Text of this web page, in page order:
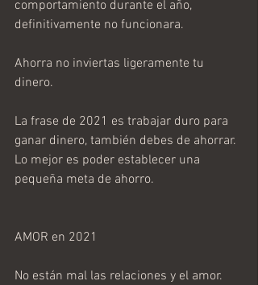
comportamiento durante el año,
definitivamente no funcionara.
Ahorra no inviertas ligeramente tu
dinero.
La frase de 2021 es trabajar duro para
ganar dinero, también debes de ahorrar.
Lo mejor es poder establecer una
pequeña meta de ahorro.
AMOR en 2021
No están mal las relaciones y el amor.